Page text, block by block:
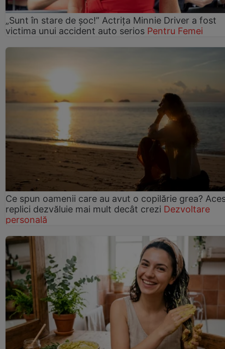
„Sunt în stare de șoc!” Actrița Minnie Driver a fost
victima unui accident auto serios Pentru Femei
Ce spun oamenii care au avut o copilărie grea?
replici dezvăluie mai mult decât crezi Dezvoltare
personală